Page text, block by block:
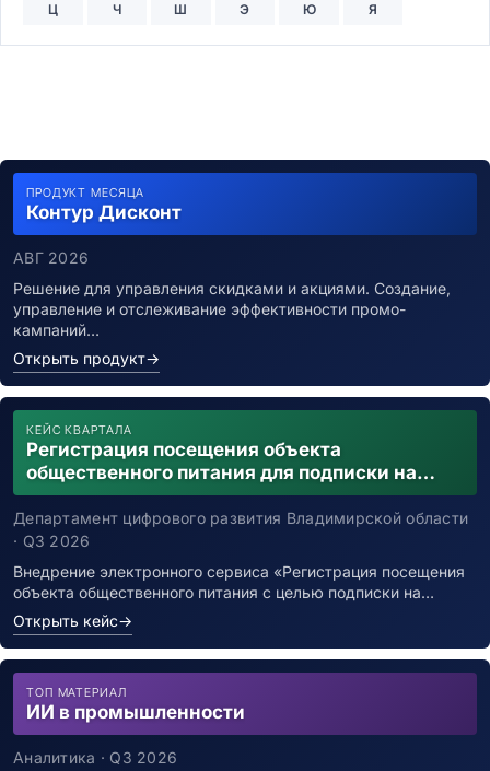
Ц Ч Ш Э Ю Я
ПРОДУКТ МЕСЯЦА
Контур Дисконт
АВГ 2026
Решение для управления скидками и акциями. Создание,
управление и отслеживание эффективности промо-
кампаний…
Открыть продукт→
КЕЙС КВАРТАЛА
Регистрация посещения объекта
общественного питания для подписки на
уведомления о возможном контакте с
заболевшим новой коронавирусной
инфекцией
Департамент цифрового развития Владимирской области
· Q3 2026
Внедрение электронного сервиса «Регистрация посещения
объекта общественного питания с целью подписки на…
Открыть кейс→
ТОП МАТЕРИАЛ
ИИ в промышленности
Аналитика · Q3 2026